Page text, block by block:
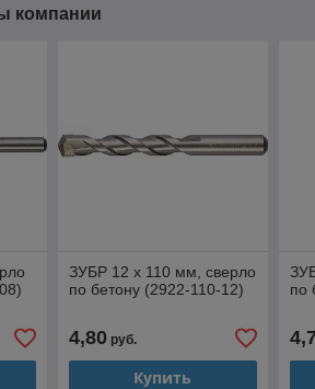
компании
ЗУБР 12 x 110 мм, сверло
по бетону (2922-110-12)
4,80руб.
Купить
по